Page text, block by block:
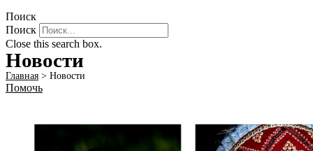
Поиск
Поиск
Close this search box.
Новости
Главная > Новости
Помочь